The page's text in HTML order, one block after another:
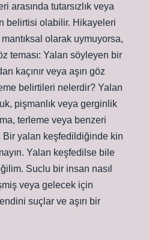
arasında tutarsızlık veya
belirtisi olabilir. Hikayeleri
olarak uymuyorsa,
teması: Yalan söyleyen bir
kaçınır veya aşırı göz
belirtileri nelerdir? Yalan
pişmanlık veya gerginlik
terleme veya benzeri
yalan keşfedildiğinde kin
Yalan keşfedilse bile
Suclu bir insan nasıl
veya gelecek için
suçlar ve aşırı bir